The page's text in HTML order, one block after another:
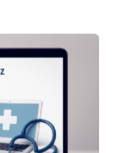
Ruhr-
Bochum in
die
Sprachmodell
Intelligenz
bewussten